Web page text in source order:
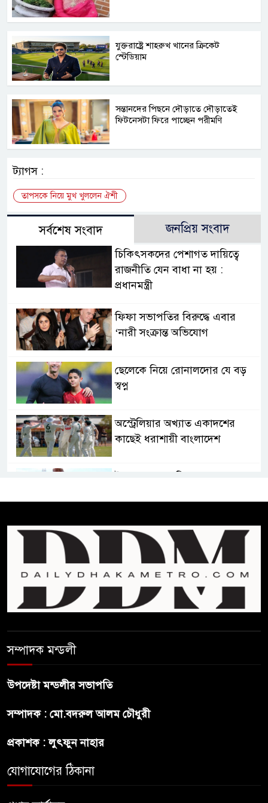
যুক্তরাষ্ট্রে শাহরুখ খানের ক্রিকেট
স্টেডিয়াম
সন্তানদের পিছনে দৌড়াতে দৌড়াতেই
ফিটনেসটা ফিরে পাচ্ছেন পরীমণি
ট্যাগস :
তাপসকে নিয়ে মুখ খুললেন ঐশী
সর্বশেষ সংবাদ জনপ্রিয় সংবাদ
চিকিৎসকদের পেশাগত দায়িত্বে
রাজনীতি যেন বাধা না হয় :
প্রধানমন্ত্রী
ফিফা সভাপতির বিরুদ্ধে এবার
‘নারী সংক্রান্ত অভিযোগ
ছেলেকে নিয়ে রোনালদোর যে বড়
স্বপ্ন
অস্ট্রেলিয়ার অখ্যাত একাদশের
কাছেই ধরাশায়ী বাংলাদেশ
শেখ হাসিনার বক্তব্যে ভারতের
সমর্থন নেই : রণধীর জয়সওয়াল
শেখ হাসিনা দেশে ফিরে আসুক,
গণহত্যার দায়ে কারাগারে যাক :
শেখ হাসিনা প্রসঙ্গে ভারতের ভূমিকা
নিয়ে বাংলাদেশের ক্ষুব্ধ প্রতিক্রিয়া
সম্পাদক মন্ডলী
উপদেষ্টা মন্ডলীর সভাপতি
সম্পাদক : মো.বদরুল আলম চৌধুরী
প্রকাশক : লুৎফুন নাহার
যোগাযোগের ঠিকানা